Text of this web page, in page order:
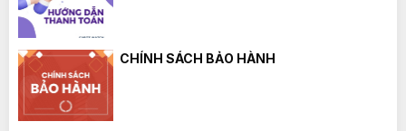
CHÍNH SÁCH BẢO HÀNH